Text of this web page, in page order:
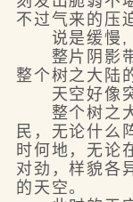
不过气来的压
说是缓慢,
整片阴影带
整个树之大陆
天空好像突
整个树之大
民，无论什么
时何地，无论
对劲，样貌各
的天空。